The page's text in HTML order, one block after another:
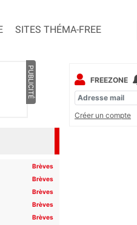
SITES THÉMA-FREE
PUBLICITÉ
Brèves
Brèves
Brèves
Brèves
Brèves
FREEZONE
Créer un compte